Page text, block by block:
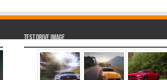
Test Drive Image